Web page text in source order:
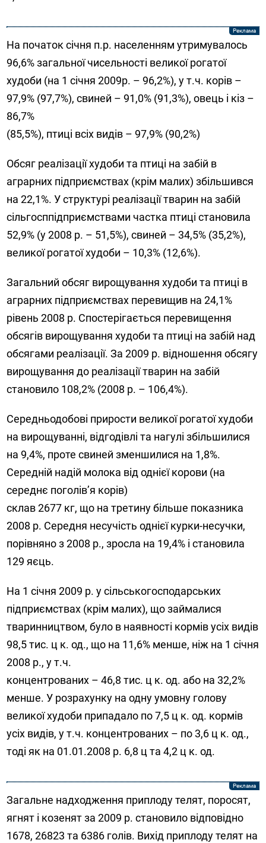
На початок січня п.р. населенням утримувалось
96,6% загальної чисельності великої рогатої
худоби (на 1 січня 2009р. – 96,2%), у т.ч. корів –
97,9% (97,7%), свиней – 91,0% (91,3%), овець і кіз –
86,7%
(85,5%), птиці всіх видів – 97,9% (90,2%)
Обсяг реалізації худоби та птиці на забій в
аграрних підприємствах (крім малих) збільшився
на 22,1%. У структурі реалізації тварин на забій
сільгосппідприємствами частка птиці становила
52,9% (у 2008 р. – 51,5%), свиней – 34,5% (35,2%),
великої рогатої худоби – 10,3% (12,6%).
Загальний обсяг вирощування худоби та птиці в
аграрних підприємствах перевищив на 24,1%
рівень 2008 р. Спостерігається перевищення
обсягів вирощування худоби та птиці на забій над
обсягами реалізації. За 2009 р. відношення обсягу
вирощування до реалізації тварин на забій
становило 108,2% (2008 р. – 106,4%).
Середньодобові прирости великої рогатої худоби
на вирощуванні, відгодівлі та нагулі збільшилися
на 9,4%, проте свиней зменшилися на 1,8%.
Середній надій молока від однієї корови (на
середнє поголів’я корів)
склав 2677 кг, що на третину більше показника
2008 р. Середня несучість однієї курки-несучки,
порівняно з 2008 р., зросла на 19,4% і становила
129 яєць.
На 1 січня 2009 р. у сільськогосподарських
підприємствах (крім малих), що займалися
тваринництвом, було в наявності кормів усіх видів
98,5 тис. ц к. од., що на 11,6% менше, ніж на 1 січня
2008 р., у т.ч.
концентрованих – 46,8 тис. ц к. од. або на 32,2%
менше. У розрахунку на одну умовну голову
великої худоби припадало по 7,5 ц к. од. кормів
усіх видів, у т.ч. концентрованих – по 3,6 ц к. од.,
тоді як на 01.01.2008 р. 6,8 ц та 4,2 ц к. од.
Загальне надходження приплоду телят, поросят,
ягнят і козенят за 2009 р. становило відповідно
1678, 26823 та 6386 голів. Вихід приплоду телят на